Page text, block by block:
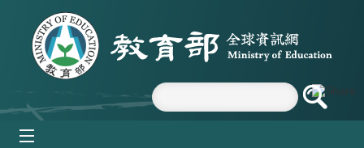
跳到主要內容區塊